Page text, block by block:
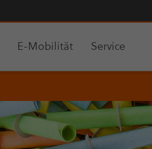
E-Mobilität Service